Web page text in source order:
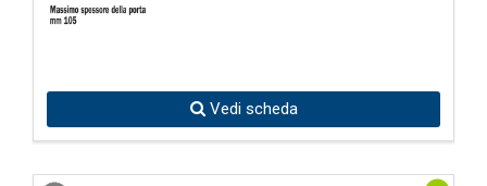
Vedi scheda